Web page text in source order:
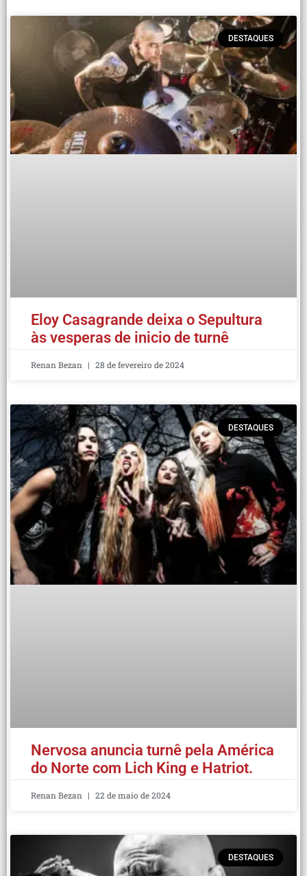
DESTAQUES
Eloy Casagrande deixa o Sepultura
às vesperas de inicio de turnê
Renan Bezan 28 de fevereiro de 2024
DESTAQUES
Nervosa anuncia turnê pela América
do Norte com Lich King e Hatriot.
Renan Bezan 22 de maio de 2024
DESTAQUES